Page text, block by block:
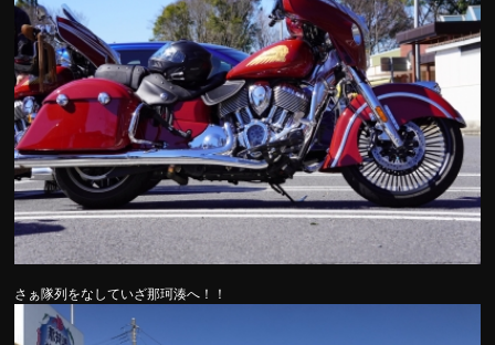
さぁ隊列をなしていざ那珂湊へ！！